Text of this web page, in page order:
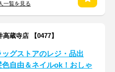
一覧を見る
蔵寺店 【0477】
ッグストアのレジ・品出
色自由＆ネイルok！おしゃ